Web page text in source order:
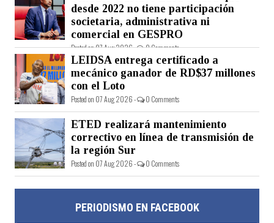
desde 2022 no tiene participación
societaria, administrativa ni
comercial en GESPRO
Posted on 07 Aug 2026 - 0 Comments
LEIDSA entrega certificado a
mecánico ganador de RD$37 millones
con el Loto
Posted on 07 Aug 2026 - 0 Comments
ETED realizará mantenimiento
correctivo en línea de transmisión de
la región Sur
Posted on 07 Aug 2026 - 0 Comments
PERIODISMO EN FACEBOOK